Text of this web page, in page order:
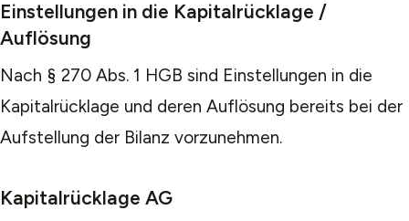
Einstellungen in die Kapitalrücklage /
Auflösung
Nach § 270 Abs. 1 HGB sind Einstellungen in die
Kapitalrücklage und deren Auflösung bereits bei der
Aufstellung der Bilanz vorzunehmen.
Kapitalrücklage AG